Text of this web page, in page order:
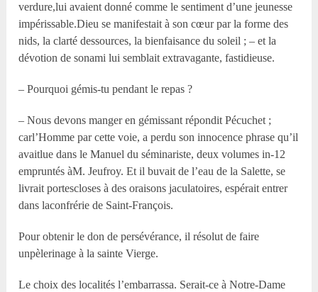
verdure,lui avaient donné comme le sentiment d’une jeunesse
impérissable.Dieu se manifestait à son cœur par la forme des
nids, la clarté dessources, la bienfaisance du soleil ; – et la
dévotion de sonami lui semblait extravagante, fastidieuse.
– Pourquoi gémis-tu pendant le repas ?
– Nous devons manger en gémissant répondit Pécuchet ;
carl’Homme par cette voie, a perdu son innocence phrase qu’il
avaitlue dans le Manuel du séminariste, deux volumes in-12
empruntés àM. Jeufroy. Et il buvait de l’eau de la Salette, se
livrait portescloses à des oraisons jaculatoires, espérait entrer
dans laconfrérie de Saint-François.
Pour obtenir le don de persévérance, il résolut de faire
unpèlerinage à la sainte Vierge.
Le choix des localités l’embarrassa. Serait-ce à Notre-Dame